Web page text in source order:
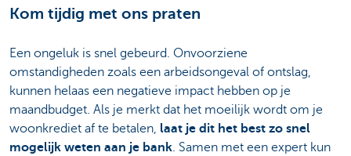
Kom tijdig met ons praten
Een ongeluk is snel gebeurd. Onvoorziene
omstandigheden zoals een arbeidsongeval of ontslag,
kunnen helaas een negatieve impact hebben op je
maandbudget. Als je merkt dat het moeilijk wordt om je
woonkrediet af te betalen, laat je dit het best zo snel
mogelijk weten aan je bank. Samen met een expert kun